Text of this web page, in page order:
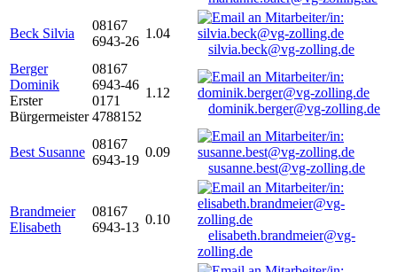
Beck Silvia
08167
6943-26
1.04
silvia.beck@vg-zolling.de
Berger
Dominik
Erster
Bürgermeister
08167
6943-46
0171
4788152
1.12
dominik.berger@vg-zolling.de
Best Susanne
08167
6943-19
0.09
susanne.best@vg-zolling.de
Brandmeier
Elisabeth
08167
6943-13
0.10
elisabeth.brandmeier@vg-
zolling.de